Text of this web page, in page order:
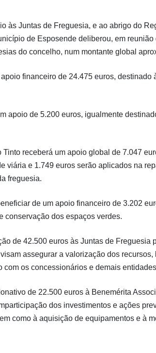
às Juntas de Freguesia, e ao abrigo do
de Esposende deliberou, em
do concelho, num montante global
financeiro de 24.475 euros, destinado
apoio de 5.200 euros, igualmente
receberá um apoio global de 7.047
viária e 1.749 euros serão aplicados na
freguesia.
de um apoio financeiro de 3.202
conservação dos espaços verdes.
de 42.500 euros às Juntas de Freguesia
assegurar a valorização dos recursos,
os concessionários e demais
de 22.500 euros à Benemérita
dos investimentos e ações
como à aquisição de equipamentos e à